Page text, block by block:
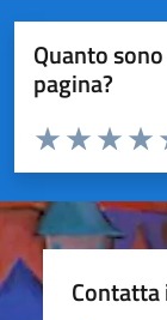
Quanto
pagina?
Valuta da 1 a 5
Valuta
Valuta 2
Valuta 1 stelle